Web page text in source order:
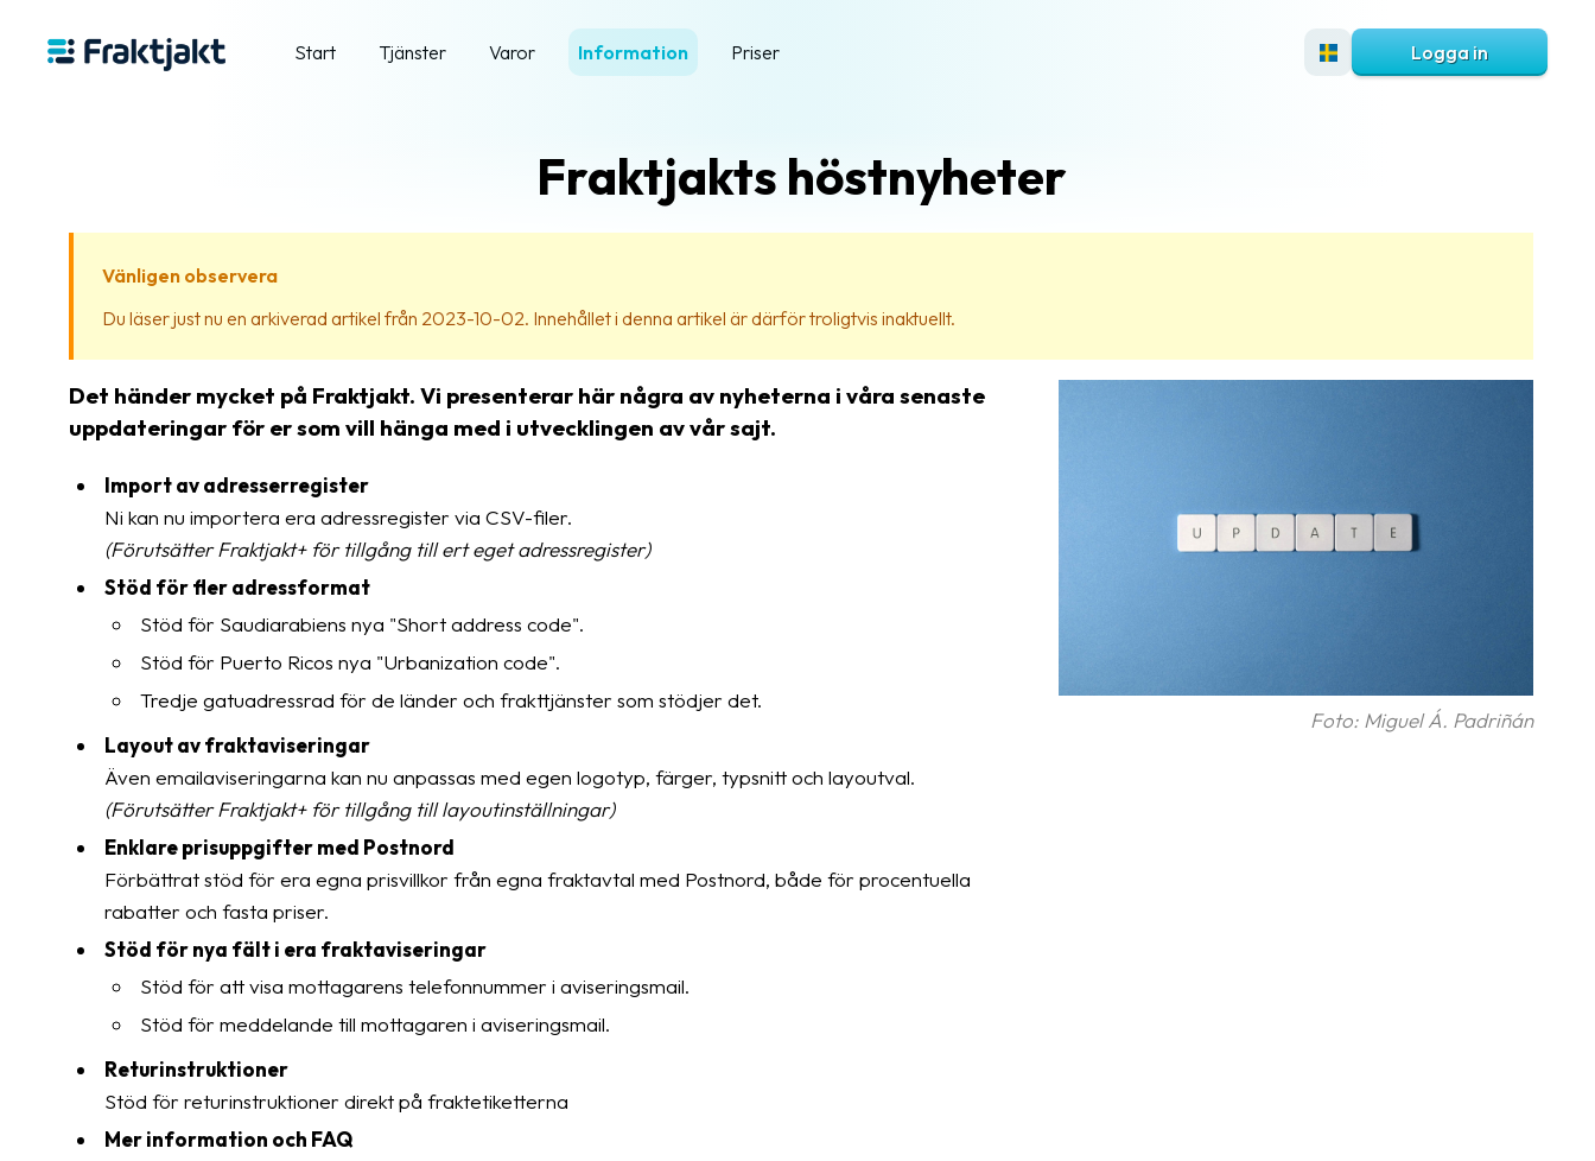
Start Tjänster Varor Information Priser Logga in
Fraktjakts höstnyheter
Vänligen observera
Du läser just nu en arkiverad artikel från 2023-10-02. Innehållet i denna artikel är därför troligtvis inaktuellt.
Foto: Miguel Á. Padriñán
Det händer mycket på Fraktjakt. Vi presenterar här några av nyheterna i våra senaste
uppdateringar för er som vill hänga med i utvecklingen av vår sajt.
Import av adresserregister
Ni kan nu importera era adressregister via CSV-filer.
(Förutsätter Fraktjakt+ för tillgång till ert eget adressregister)
Stöd för fler adressformat
Stöd för Saudiarabiens nya "Short address code".
Stöd för Puerto Ricos nya "Urbanization code".
Tredje gatuadressrad för de länder och frakttjänster som stödjer det.
Layout av fraktaviseringar
Även emailaviseringarna kan nu anpassas med egen logotyp, färger, typsnitt och layoutval.
(Förutsätter Fraktjakt+ för tillgång till layoutinställningar)
Enklare prisuppgifter med Postnord
Förbättrat stöd för era egna prisvillkor från egna fraktavtal med Postnord, både för procentuella
rabatter och fasta priser.
Stöd för nya fält i era fraktaviseringar
Stöd för att visa mottagarens telefonnummer i aviseringsmail.
Stöd för meddelande till mottagaren i aviseringsmail.
Returinstruktioner
Stöd för returinstruktioner direkt på fraktetiketterna
Mer information och FAQ